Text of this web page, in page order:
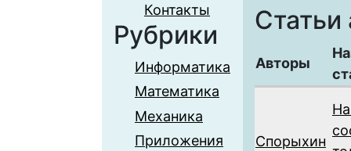
Контакты
Рубрики
Информатика
Математика
Механика
Приложения
Статьи
Авторы
Спорыхин